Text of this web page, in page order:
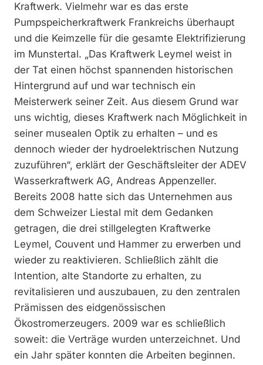
Kraftwerk. Vielmehr war es das erste
Pumpspeicherkraftwerk Frankreichs überhaupt
und die Keimzelle für die gesamte Elektrifizierung
im Munstertal. „Das Kraftwerk Leymel weist in
der Tat einen höchst spannenden historischen
Hintergrund auf und war technisch ein
Meisterwerk seiner Zeit. Aus diesem Grund war
uns wichtig, dieses Kraftwerk nach Möglichkeit in
seiner musealen Optik zu erhalten – und es
dennoch wieder der hydroelektrischen Nutzung
zuzuführen“, erklärt der Geschäftsleiter der ADEV
Wasserkraftwerk AG, Andreas Appenzeller.
Bereits 2008 hatte sich das Unternehmen aus
dem Schweizer Liestal mit dem Gedanken
getragen, die drei stillgelegten Kraftwerke
Leymel, Couvent und Hammer zu erwerben und
wieder zu reaktivieren. Schließlich zählt die
Intention, alte Standorte zu erhalten, zu
revitalisieren und auszubauen, zu den zentralen
Prämissen des eidgenössischen
Ökostromerzeugers. 2009 war es schließlich
soweit: die Verträge wurden unterzeichnet. Und
ein Jahr später konnten die Arbeiten beginnen.